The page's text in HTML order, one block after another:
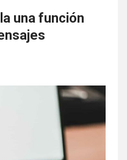
una función